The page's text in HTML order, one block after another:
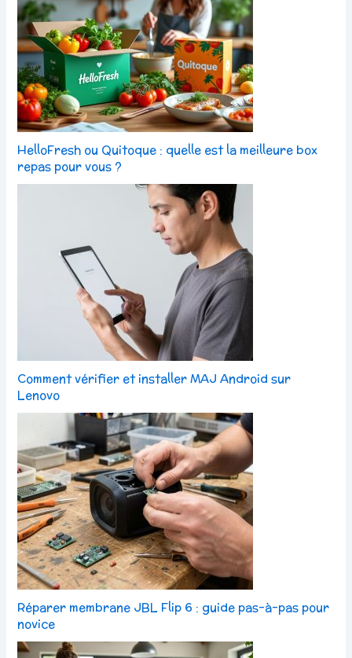
HelloFresh ou Quitoque : quelle est la meilleure box
repas pour vous ?
Comment vérifier et installer MAJ Android sur
Lenovo
Réparer membrane JBL Flip 6 : guide pas-à-pas pour
novice